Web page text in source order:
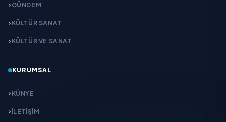
GÜNDEM
KÜLTÜR SANAT
KÜLTÜR VE SANAT
KURUMSAL
KÜNYE
İLETIŞIM